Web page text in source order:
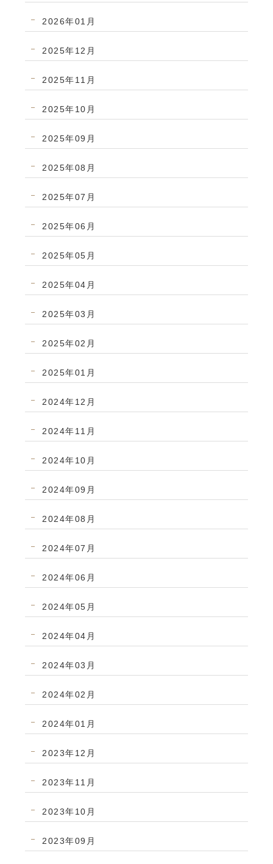
2026年01月
2025年12月
2025年11月
2025年10月
2025年09月
2025年08月
2025年07月
2025年06月
2025年05月
2025年04月
2025年03月
2025年02月
2025年01月
2024年12月
2024年11月
2024年10月
2024年09月
2024年08月
2024年07月
2024年06月
2024年05月
2024年04月
2024年03月
2024年02月
2024年01月
2023年12月
2023年11月
2023年10月
2023年09月